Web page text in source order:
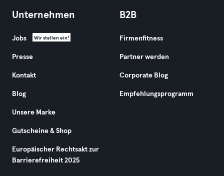
Unternehmen
Jobs Wir stellen ein!
Presse
Kontakt
Blog
Unsere Marke
Gutscheine & Shop
Europäischer Rechtsakt zur
Barrierefreiheit 2025
B2B
Firmenfitness
Partner werden
Corporate Blog
Empfehlungsprogramm